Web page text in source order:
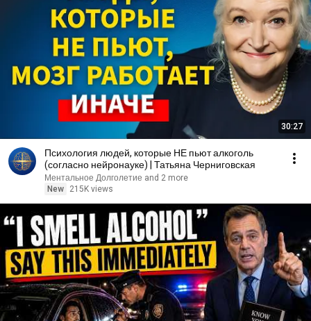
30:27
Психология людей, которые НЕ пьют алкоголь
(согласно нейронауке) | Татьяна Черниговская
Ментальное Долголетие and 2 more
New
215K views